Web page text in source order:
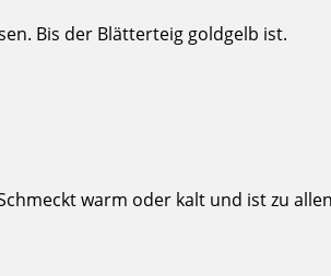
Bis der Blätterteig goldgelb ist.
warm oder kalt und ist zu